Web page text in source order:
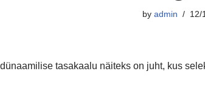
by admin 12/
tasakaalu näiteks on juht, kus